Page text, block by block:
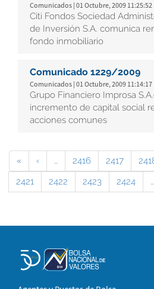
Comunicados | 01 Octubre, 2009 11:25:52
Citi Fondos Sociedad
de Inversión S.A. comunica
fondo inmobiliario
Comunicado 1229/2009
Comunicados | 01 Octubre, 2009 11:14:17
Grupo Financiero Improsa
incremento de capital social
acciones comunes
« ‹ … 2416 2417
2421
2422 2423 2424 …